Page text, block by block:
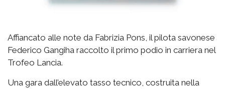
Affiancato alle note da Fabrizia Pons, il pilota savonese
Federico Gangiha raccolto il primo podio in carriera nel
Trofeo Lancia.
Una gara dall’elevato tasso tecnico, costruita nella